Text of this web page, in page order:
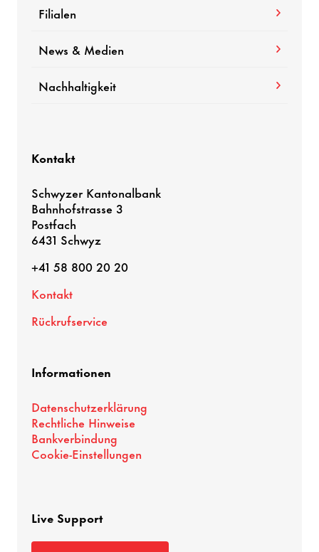
Filialen
News & Medien
Nachhaltigkeit
Kontakt
Schwyzer Kantonalbank
Bahnhofstrasse 3
Postfach
6431 Schwyz
+41 58 800 20 20
Kontakt
Rückrufservice
Informationen
Datenschutzerklärung
Rechtliche Hinweise
Bankverbindung
Cookie-Einstellungen
Live Support